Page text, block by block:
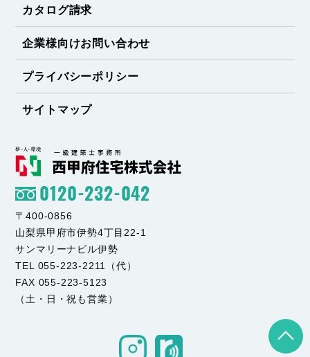
カタログ請求
企業様向けお問い合わせ
プライバシーポリシー
サイトマップ
0120-232-042
〒400-0856
山梨県甲府市伊勢4丁目22-1
サンマリーナビル伊勢
TEL 055-223-2211（代）
FAX 055-223-5123
（土・日・祝も営業）